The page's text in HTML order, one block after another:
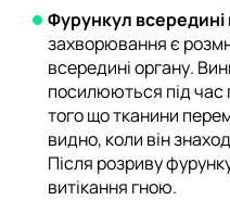
Фурункул всередині
захворювання є
всередині органу.
посилюються під час
того що тканини
видно, коли він
Після розриву
витікання гною.